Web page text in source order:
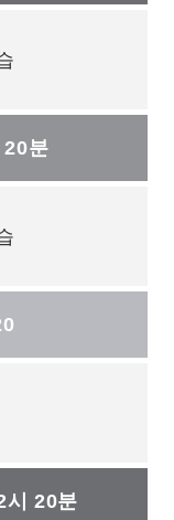
20분
시 20분